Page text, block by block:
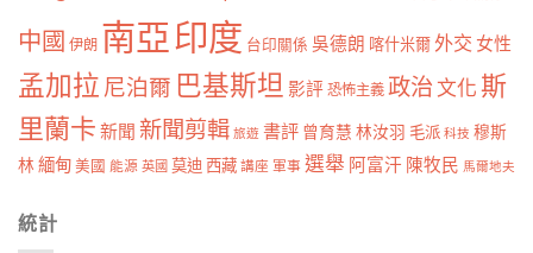
中國 伊朗 南亞印度 台印關係 吳德朗 喀什米爾外交 女性
孟加拉 尼泊爾 巴基斯坦 影評 恐怖主義 政治文化斯
里蘭卡 新聞 新聞剪輯 旅遊 書評 曾育慧 林汝羽 毛派 科技 穆斯
林 緬甸 美國 能源 英國 莫迪 西藏 講座 軍事 選舉 阿富汗 陳牧民 馬爾地夫
統計